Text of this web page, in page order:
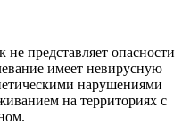
представляет опасности
имеет невирусную
нарушениями
на территориях с